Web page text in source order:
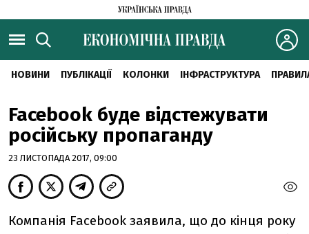
НОВИНИ ПУБЛІКАЦІЇ КОЛОНКИ ІНФРАСТРУКТУРА
Facebook буде відстежувати
російську пропаганду
23 ЛИСТОПАДА 2017, 09:00
Компанія Facebook заявила, що до кінця року